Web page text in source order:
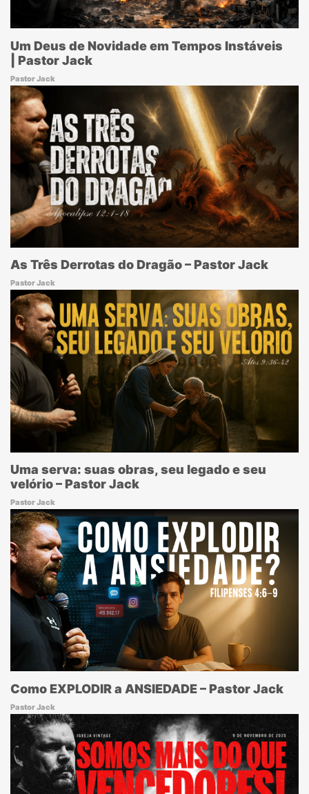
Um Deus de Novidade em Tempos Instáveis
| Pastor Jack
Pastor Jack
As Três Derrotas do Dragão – Pastor Jack
Pastor Jack
Uma serva: suas obras, seu legado e seu
velório – Pastor Jack
Pastor Jack
Como EXPLODIR a ANSIEDADE – Pastor Jack
Pastor Jack